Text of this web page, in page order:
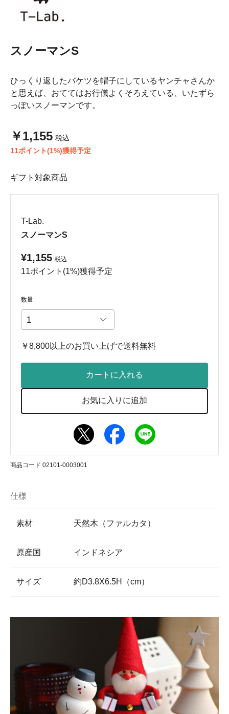
スノーマンS
ひっくり返したバケツを帽子にしているヤンチャさんか
と思えば、おててはお行儀よくそろえている、いたずら
っぽいスノーマンです。
￥1,155 税込
11ポイント(1%)獲得予定
ギフト対象商品
T-Lab.
スノーマンS
¥1,155 税込
11ポイント(1%)獲得予定
数量
￥8,800以上のお買い上げで送料無料
カートに入れる
お気に入りに追加
商品コード 02101-0003001
仕様
素材 天然木（ファルカタ）
原産国 インドネシア
サイズ 約D3.8X6.5H（cm）